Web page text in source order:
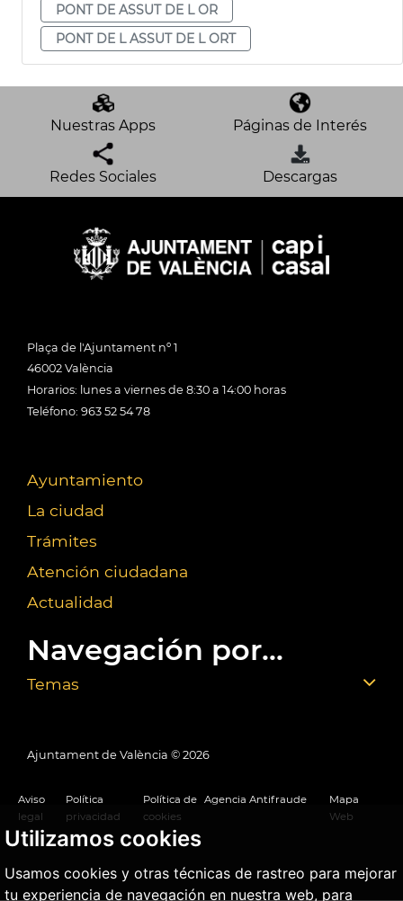
Utilizamos cookies
Usamos cookies y otras técnicas de rastreo para mejorar
tu experiencia de navegación en nuestra web, para
PONT DE ASSUT DE L OR
PONT DE L ASSUT DE L ORT
Nuestras Apps Páginas de Interés
Redes Sociales Descargas
Plaça de l'Ajuntament nº 1
46002 València
Horarios: lunes a viernes de 8:30 a 14:00 horas
Teléfono: 963 52 54 78
Ayuntamiento
La ciudad
Trámites
Atención ciudadana
Actualidad
Navegación por...
Temas
Ajuntament de València © 2026
Aviso
legal
Política
privacidad
Política de
cookies
Agencia Antifraude
Mapa
Web